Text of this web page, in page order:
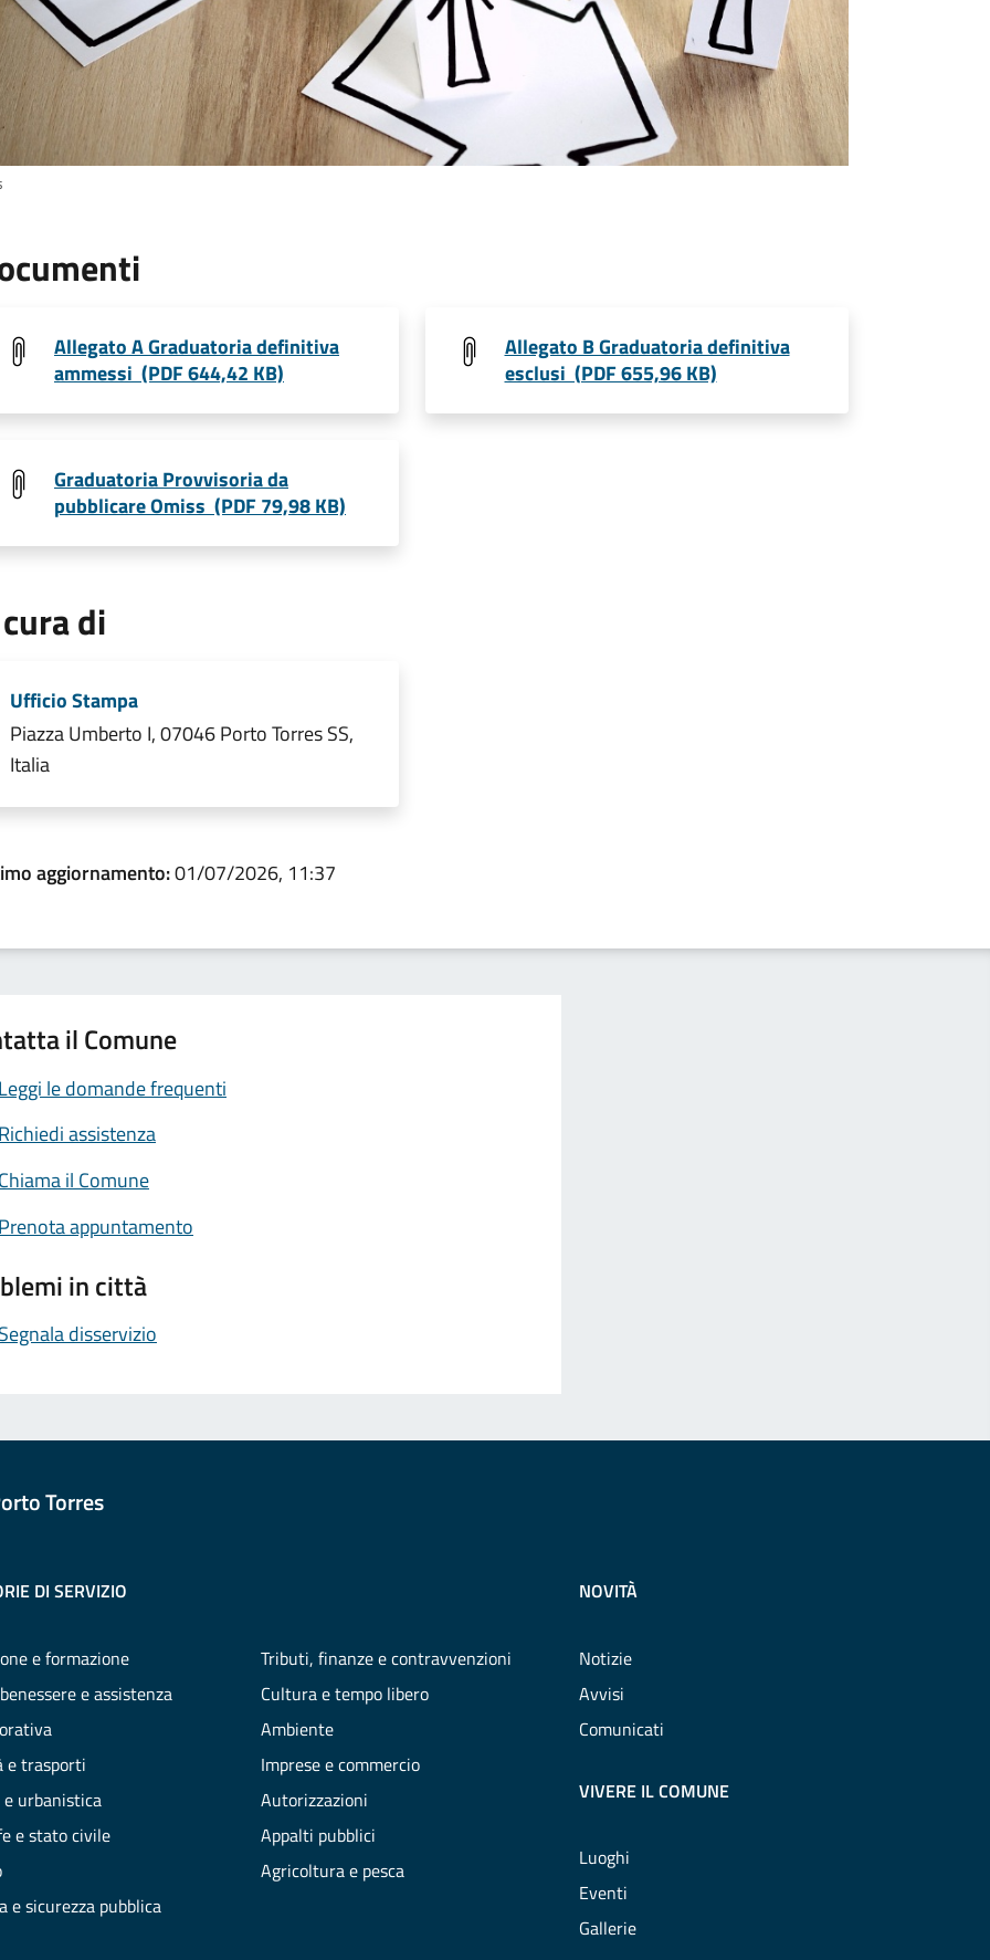
Allegato A Graduatoria definitiva
ammessi (PDF 644,42 KB)
Allegato B Graduatoria definitiva
esclusi (PDF 655,96 KB)
Graduatoria Provvisoria da
pubblicare Omiss (PDF 79,98 KB)
di
Ufficio Stampa
Piazza Umberto I, 07046 Porto Torres SS,
Italia
aggiornamento:01/07/2026, 11:37
il Comune
le domande frequenti
assistenza
il Comune
appuntamento
in città
disservizio
Torres
DI SERVIZIO
e formazione
e assistenza
e trasporti
urbanistica
e stato civile
e sicurezza pubblica
Tributi, finanze e contravvenzioni
Cultura e tempo libero
Ambiente
Imprese e commercio
Autorizzazioni
Appalti pubblici
Agricoltura e pesca
NOVITÀ
Notizie
Avvisi
Comunicati
VIVERE IL COMUNE
Luoghi
Eventi
Gallerie